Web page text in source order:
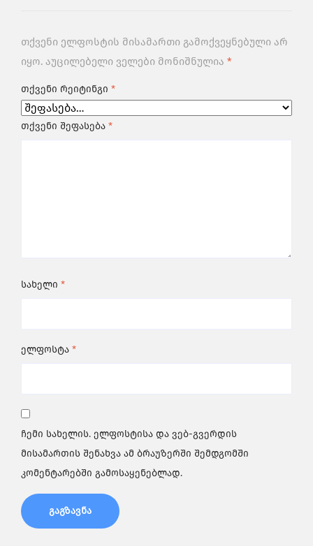
თქვენი ელფოსტის მისამართი გამოქვეყნებული არ
იყო. აუცილებელი ველები მონიშნულია *
თქვენი რეიტინგი *
თქვენი შეფასება *
სახელი *
ელფოსტა *
ჩემი სახელის. ელფოსტისა და ვებ-გვერდის
მისამართის შენახვა ამ ბრაუზერში შემდგომში
კომენტარებში გამოსაყენებლად.